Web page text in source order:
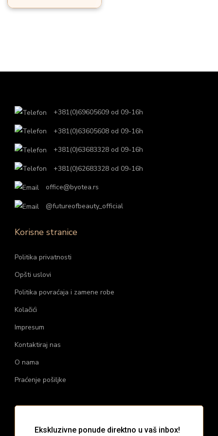
+381(0)69605609 od 09-16h
+381(0)63605608 od 09-16h
+381(0)63683328 od 09-16h
+381(0)62683328 od 09-16h
office@byotea.rs
@futureofbeauty_official
Korisne stranice
Politika privatnosti
Opšti uslovi
Politika povraćaja i zamene robe
Kolačići
Impresum
Kontaktiraj nas
O nama
Praćenje pošiljke